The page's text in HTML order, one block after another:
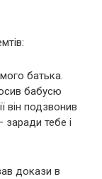
батька.
бабусю
він подзвонив
тебе і
докази в